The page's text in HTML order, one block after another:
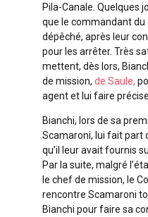
Pila-Canale. Quelques
que le commandant
dépêché, après leur
pour les arrêter. Très
mettent, dès lors,
de mission, de Saule,
agent et lui faire
Bianchi, lors de sa
Scamaroni, lui fait part
qu’il leur avait fournis
Par la suite, malgré
le chef de mission, le
rencontre Scamaroni
Bianchi pour faire sa